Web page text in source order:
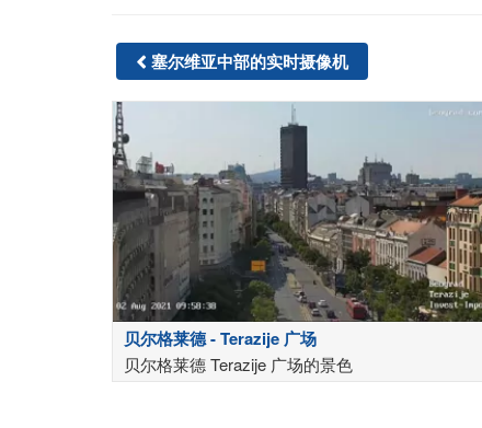
塞尔维亚中部的实时摄像机
贝尔格莱德 - Terazije 广场
贝尔格莱德 Terazije 广场的景色